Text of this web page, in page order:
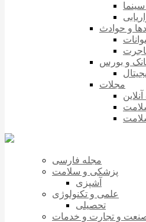
و حوادث
و بورس
مجلات
مجله فارسی
پزشکی و سلامت
آشپزی
علمی و تکنولوژی
تحصیلی
و تجارت و خدمات